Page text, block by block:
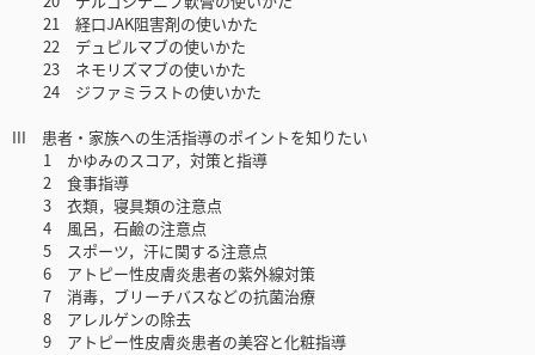
21 経口JAK阻害剤の使いかた
22 デュピルマブの使いかた
23 ネモリズマブの使いかた
24 ジファミラストの使いかた
III 患者・家族への生活指導のポイントを知りたい
1 かゆみのスコア，対策と指導
2 食事指導
3 衣類，寝具類の注意点
4 風呂，石鹼の注意点
5 スポーツ，汗に関する注意点
6 アトピー性皮膚炎患者の紫外線対策
7 消毒，ブリーチバスなどの抗菌治療
8 アレルゲンの除去
9 アトピー性皮膚炎患者の美容と化粧指導